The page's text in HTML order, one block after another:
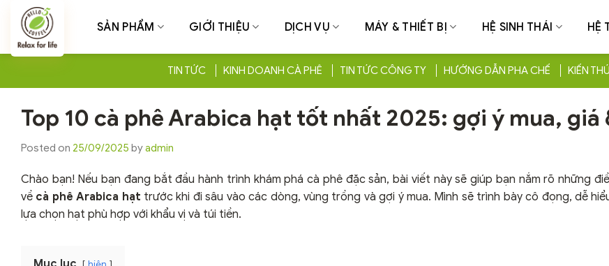
Chuyển
dung
SẢN PHẨM GIỚI THIỆU DỊCH VỤ MÁY & THIẾT BỊ HỆ SINH THÁI HỆ
TIN TỨC KINH DOANH CÀ PHÊ TIN TỨC CÔNG TY HƯỚNG DẪN PHA CHẾ KIẾN
Top 10 cà phê Arabica hạt tốt nhất 2025: gợi ý mua, giá
Posted on 25/09/2025 byadmin
Chào bạn! Nếu bạn đang bắt đầu hành trình khám phá cà phê đặc sản, bài viết này sẽ giúp bạn nắm rõ những
về cà phê Arabica hạt trước khi đi sâu vào các dòng, vùng trồng và gợi ý mua. Mình sẽ trình bày cô đọng, dễ
lựa chọn hạt phù hợp với khẩu vị và túi tiền.